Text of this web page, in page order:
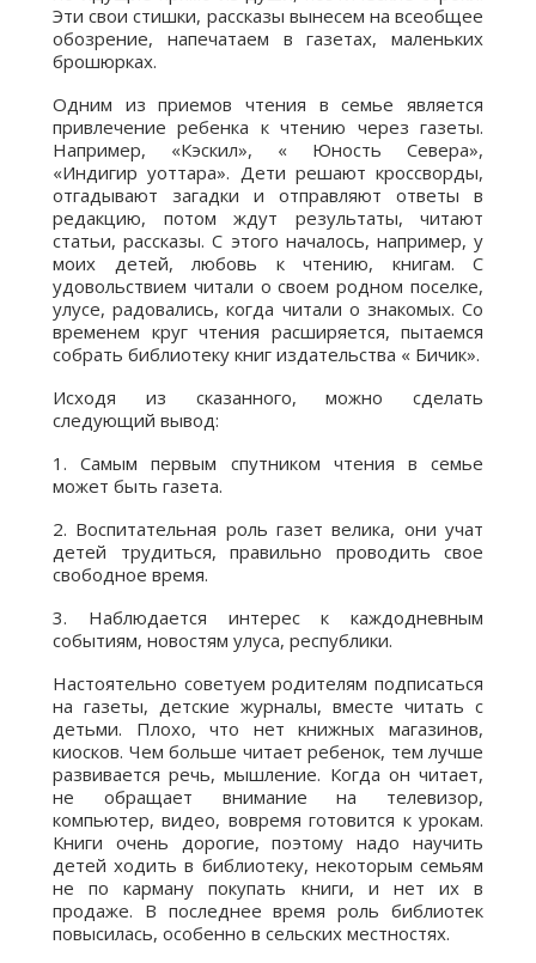
Эти свои стишки, рассказы вынесем на всеобщее
обозрение, напечатаем в газетах, маленьких
брошюрках.
Одним из приемов чтения в семье является
привлечение ребенка к чтению через газеты.
Например, «Кэскил», « Юность Севера»,
«Индигир уоттара». Дети решают кроссворды,
отгадывают загадки и отправляют ответы в
редакцию, потом ждут результаты, читают
статьи, рассказы. С этого началось, например, у
моих детей, любовь к чтению, книгам. С
удовольствием читали о своем родном поселке,
улусе, радовались, когда читали о знакомых. Со
временем круг чтения расширяется, пытаемся
собрать библиотеку книг издательства « Бичик».
Исходя из сказанного, можно сделать
следующий вывод:
1. Самым первым спутником чтения в семье
может быть газета.
2. Воспитательная роль газет велика, они учат
детей трудиться, правильно проводить свое
свободное время.
3. Наблюдается интерес к каждодневным
событиям, новостям улуса, республики.
Настоятельно советуем родителям подписаться
на газеты, детские журналы, вместе читать с
детьми. Плохо, что нет книжных магазинов,
киосков. Чем больше читает ребенок, тем лучше
развивается речь, мышление. Когда он читает,
не обращает внимание на телевизор,
компьютер, видео, вовремя готовится к урокам.
Книги очень дорогие, поэтому надо научить
детей ходить в библиотеку, некоторым семьям
не по карману покупать книги, и нет их в
продаже. В последнее время роль библиотек
повысилась, особенно в сельских местностях.